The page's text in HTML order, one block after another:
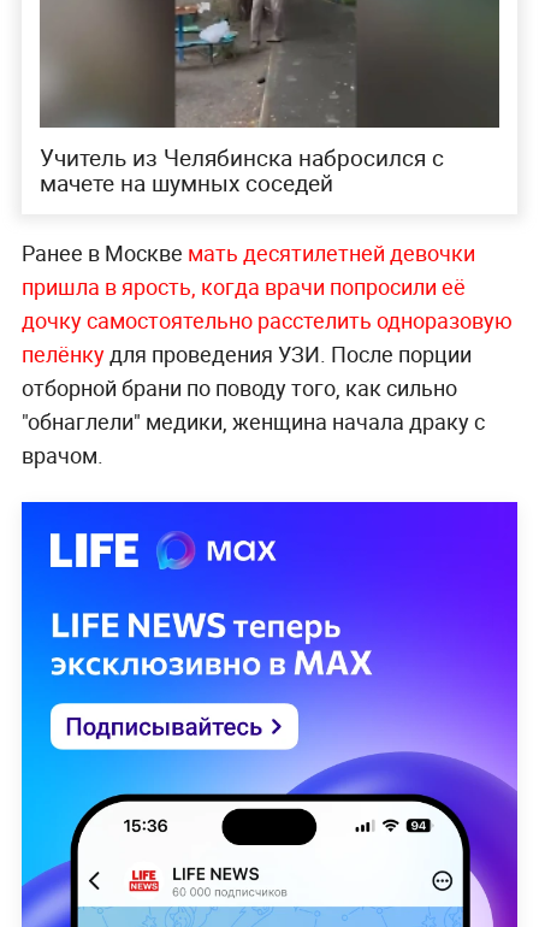
Учитель из Челябинска набросился с
мачете на шумных соседей
Ранее в Москве мать десятилетней девочки
пришла в ярость, когда врачи попросили её
дочку самостоятельно расстелить одноразовую
пелёнкудля проведения УЗИ. После порции
отборной брани по поводу того, как сильно
"обнаглели" медики, женщина начала драку с
врачом.